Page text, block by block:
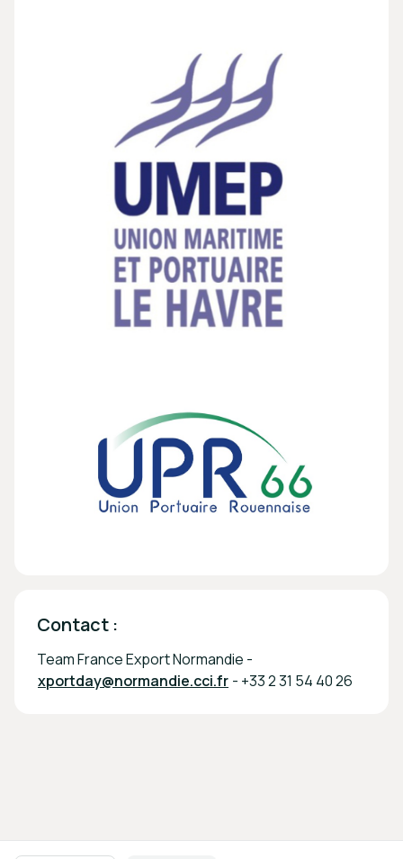
Contact :
Team France Export Normandie -
xportday@normandie.cci.fr - +33 2 31 54 40 26